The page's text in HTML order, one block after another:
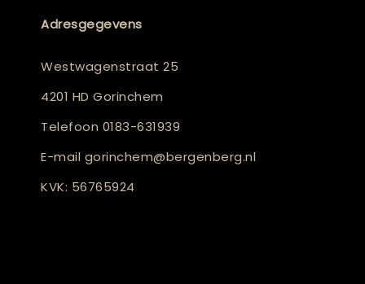
Adresgegevens
Westwagenstraat 25
4201 HD Gorinchem
Telefoon 0183-631939
E-mail gorinchem@bergenberg.nl
KVK: 56765924